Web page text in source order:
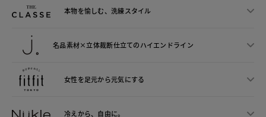
本物を愉しむ、洗練スタイル
名品素材×立体裁断仕立てのハイエンドライン
女性を足元から元気にする
冷えから、 自由に。